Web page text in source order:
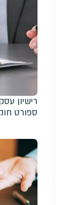
רישיון
ספורט